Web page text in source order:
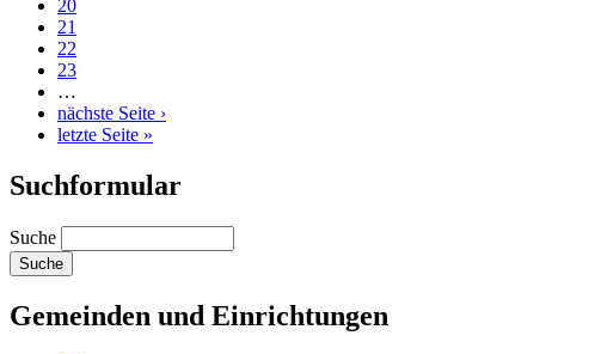
20
21
22
23
…
nächste Seite ›
letzte Seite »
Suchformular
Suche
Gemeinden und Einrichtungen